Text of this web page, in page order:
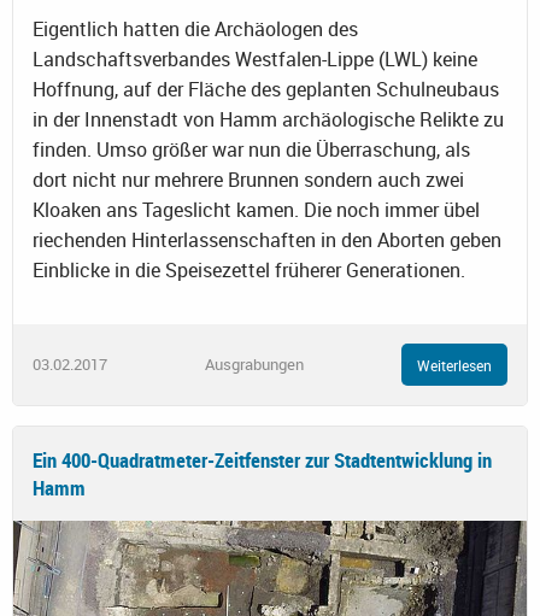
Eigentlich hatten die Archäologen des
Landschaftsverbandes Westfalen-Lippe (LWL) keine
Hoffnung, auf der Fläche des geplanten Schulneubaus
in der Innenstadt von Hamm archäologische Relikte zu
finden. Umso größer war nun die Überraschung, als
dort nicht nur mehrere Brunnen sondern auch zwei
Kloaken ans Tageslicht kamen. Die noch immer übel
riechenden Hinterlassenschaften in den Aborten geben
Einblicke in die Speisezettel früherer Generationen.
03.02.2017 Ausgrabungen Weiterlesen
Ein 400-Quadratmeter-Zeitfenster zur Stadtentwicklung in
Hamm